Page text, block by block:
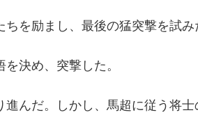
を励まし、最後の猛突撃を試み
決め、突撃した。
んだ。しかし、馬超に従う将